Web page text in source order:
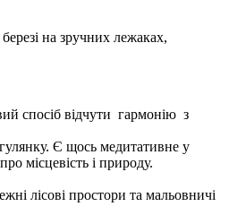
на зручних лежаках,
спосіб відчути гармонію з
Є щось медитативне у
місцевість і природу.
лісові простори та мальовничі